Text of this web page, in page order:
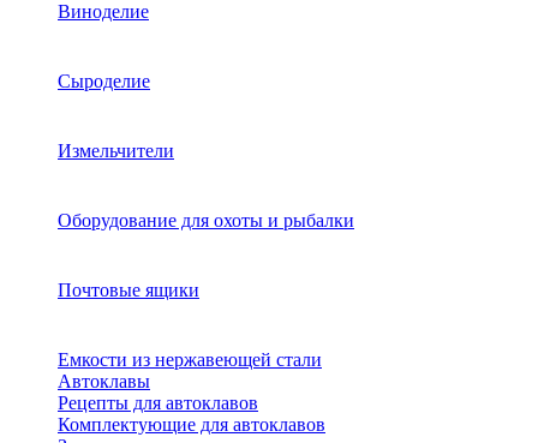
Виноделие
Сыроделие
Измельчители
Оборудование для охоты и рыбалки
Почтовые ящики
Емкости из нержавеющей стали
Автоклавы
Рецепты для автоклавов
Комплектующие для автоклавов